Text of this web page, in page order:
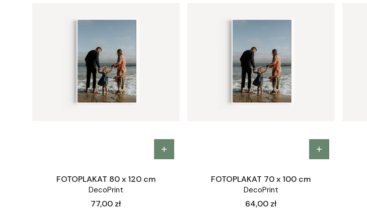
FOTOPLAKAT 80 x 120 cm
DecoPrint
Cena
77,00 zł
FOTOPLAKAT 70 x 100 cm
DecoPrint
Cena
64,00 zł